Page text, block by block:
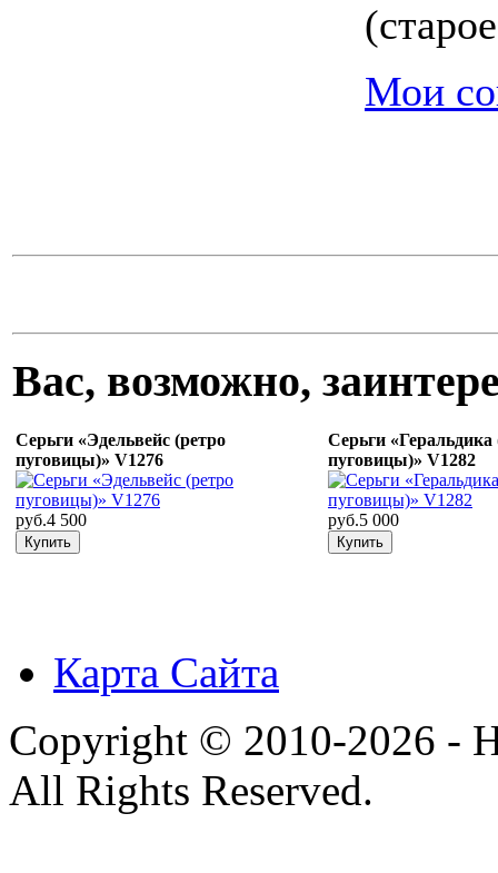
(
Мои
Вас, возможно,
Серьги «Эдельвейс (ретро
пуговицы)» V1276
руб.4 500
Серьги «Геральдика
пуговицы)» V1282
руб.5 000
Карта Сайта
Copyright © 2010-2026 -
All Rights Reserved.